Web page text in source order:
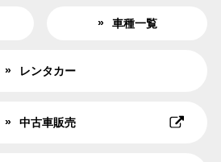
車種一覧
レンタカー
中古車販売